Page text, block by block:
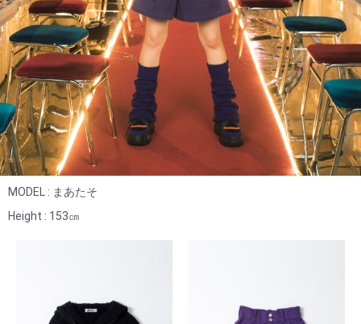
MODEL : まあたそ
Height : 153㎝